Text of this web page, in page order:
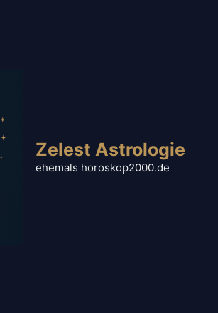
Zelest Astrologie
ehemals horoskop2000.de